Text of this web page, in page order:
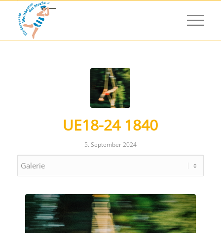
UE18-24 1840
5. September 2024